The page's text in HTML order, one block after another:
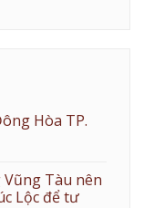
Hòa TP.
Tàu nên
Lộc để tư